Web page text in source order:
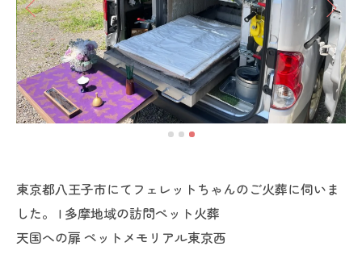
東京都八王子市にてフェレットちゃんのご火葬に伺いま
した。 | 多摩地域の訪問ペット火葬
天国への扉 ペットメモリアル東京西